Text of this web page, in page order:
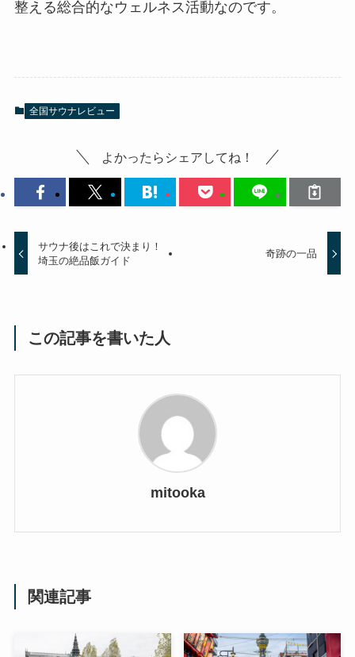
整える総合的なウェルネス活動なのです。
全国サウナレビュー
よかったらシェアしてね！
サウナ後はこれで決まり！
埼玉の絶品飯ガイド
奇跡の一品
この記事を書いた人
mitooka
関連記事